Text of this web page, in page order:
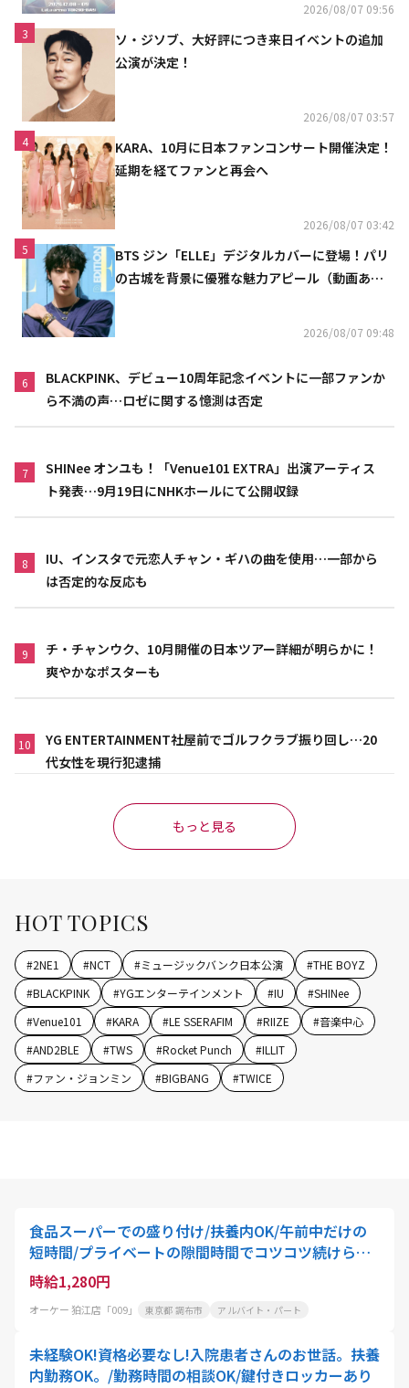
2026/08/07 09:56
3
ソ・ジソブ、大好評につき来日イベントの追加
公演が決定！
2026/08/07 03:57
4
KARA、10月に日本ファンコンサート開催決定！
延期を経てファンと再会へ
2026/08/07 03:42
5
BTS ジン「ELLE」デジタルカバーに登場！パリ
の古城を背景に優雅な魅力アピール（動画あ
2026/08/07 09:48
6
BLACKPINK、デビュー10周年記念イベントに一部ファンか
ら不満の声…ロゼに関する憶測は否定
7
SHINee オンユも！「Venue101 EXTRA」出演アーティス
ト発表…9月19日にNHKホールにて公開収録
8
IU、インスタで元恋人チャン・ギハの曲を使用…一部から
は否定的な反応も
9
チ・チャンウク、10月開催の日本ツアー詳細が明らかに！
爽やかなポスターも
10
YG ENTERTAINMENT社屋前でゴルフクラブ振り回し…20
代女性を現行犯逮捕
もっと見る
HOT TOPICS
#2NE1 #NCT #ミュージックバンク日本公演 #THE BOYZ
#BLACKPINK #YGエンターテインメント #IU #SHINee
#Venue101 #KARA #LE SSERAFIM #RIIZE #音楽中心
#AND2BLE #TWS #Rocket Punch #ILLIT
#ファン・ジョンミン #BIGBANG #TWICE
食品スーパーでの盛り付け/扶養内OK/午前中だけの
短時間/プライベートの隙間時間でコツコツ続けられ
る
時給1,280円
オーケー 狛江店「009」 東京都 調布市 アルバイト・パート
未経験OK!資格必要なし!入院患者さんのお世話。扶養
内勤務OK。/勤務時間の相談OK/鍵付きロッカーあり